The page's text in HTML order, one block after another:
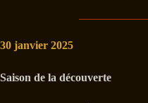
30 janvier 2025
Saison de la découverte